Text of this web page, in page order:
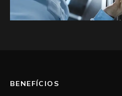
BENEFÍCIOS